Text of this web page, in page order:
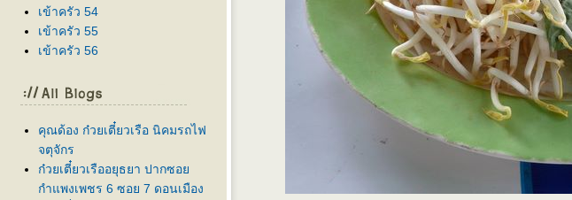
เข้าครัว 54
เข้าครัว 55
เข้าครัว 56
คุณด้อง ก๋วยเตี๋ยวเรือ นิคมรถไฟ
จตุจักร
ก๋วยเตี๋ยวเรืออยุธยา ปากซอ
กำแพงเพชร 6 ซอย 7 ดอนเมือง